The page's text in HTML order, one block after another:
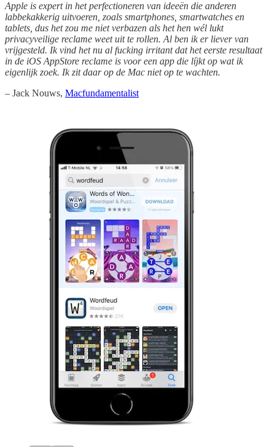
Apple is expert in het perfectioneren van ideeën die anderen
labbekakkerig uitvoeren, zoals smartphones, smartwatches en
tablets, dus het zou me niet verbazen als het hen wél lukt
privacyveilige reclame weet uit te rollen. Al ben ik er liever van
vrijgesteld. Ik vind het nu al fucking irritant dat het eerste resultaat
in de iOS AppStore reclame is voor een app die líjkt op wat ik
eigenlijk zoek. Ik zit daar op de Mac niet op te wachten.
– Jack Nouws, Macfundamentalist